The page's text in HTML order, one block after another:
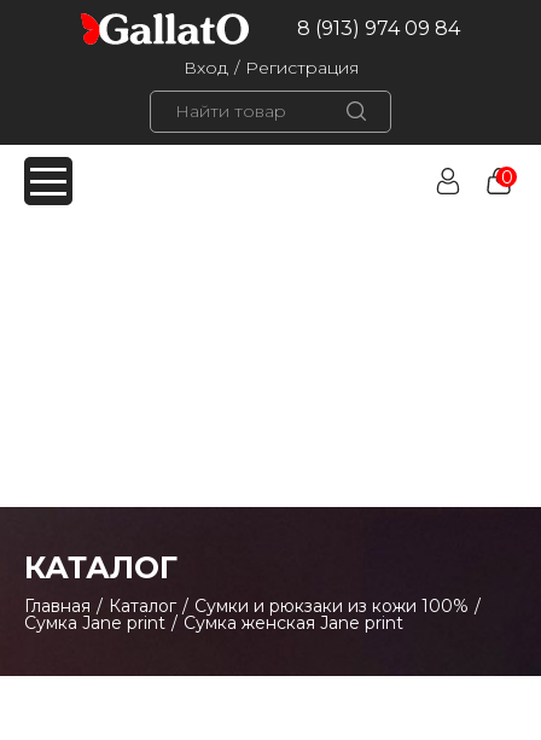
8 (913) 974 09 84
Вход / Регистрация
0
КАТАЛОГ
Главная / Каталог / Сумки и рюкзаки из кожи 100% /
Сумка Jane print / Сумка женская Jane print